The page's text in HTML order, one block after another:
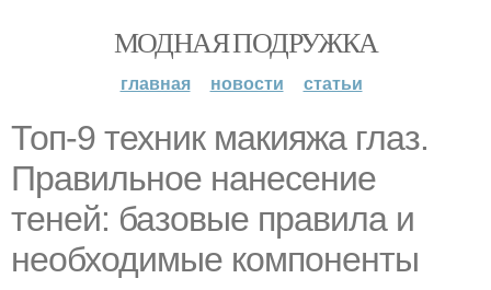
МОДНАЯ ПОДРУЖКА
главная новости статьи
Топ-9 техник макияжа глаз.
Правильное нанесение
теней: базовые правила и
необходимые компоненты